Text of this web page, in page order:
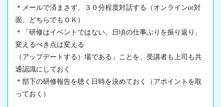
＊メールで済まさず、３０分程度対話する（オンラインor対
面、どちらでもＯＫ）
＊「研修はイベントではない。日頃の仕事ぶりを振り返り、
変えるべき点は変える
（アップデートする）場である」ことを、受講者も上司も共
通認識にしておく
＊部下の研修報告を聴く日時を決めておく（アポイントを取
っておく）